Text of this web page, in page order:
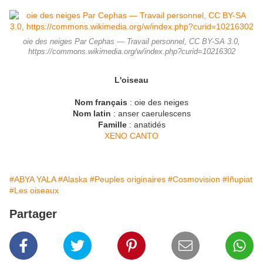
oie des neiges Par Cephas — Travail personnel, CC BY-SA 3.0,
https://commons.wikimedia.org/w/index.php?curid=10216302
L'oiseau
Nom français : oie des neiges
Nom latin : anser caerulescens
Famille: anatidés
XENO CANTO
#ABYA YALA #Alaska #Peuples originaires #Cosmovision #Iñupiat
#Les oiseaux
Partager